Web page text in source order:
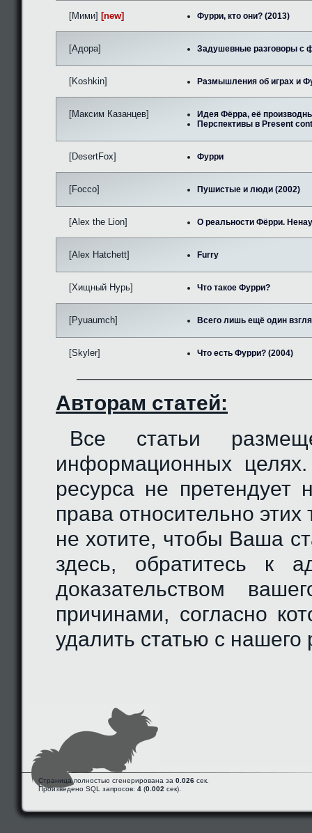
[Мими] [new] Фурри, кто они? (2013)
[Адора] Задушевные разговоры с
[Koshkin] Размышления об играх и
[Максим Казанцев]
Идея Фёрра, её
Перспективы в Present
[DesertFox] Фурри
[Focco] Пушистые и люди (2002)
[Alex the Lion] О реальности Фёрри.
[Alex Hatchett] Furry
[Хищный Нурь] Что такое Фурри?
[Pyuaumch] Всего лишь ещё один
[Skyler] Что есть Фурри? (2004)
Авторам статей:
Все статьи
информационных
ресурса не претендует
права относительно
не хотите, чтобы Ваша
здесь, обратитесь к
доказательством
причинами, согласно
удалить статью с нашего
Страница полностью сгенерирована за 0.026 сек.
Произведено SQL запросов: 4 (0.002 сек).